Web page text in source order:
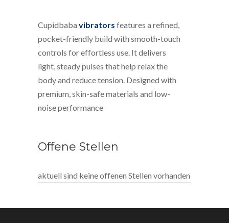
Cupidbaba vibrators features a refined,
pocket-friendly build with smooth-touch
controls for effortless use. It delivers
light, steady pulses that help relax the
body and reduce tension. Designed with
premium, skin-safe materials and low-
noise performance
Offene Stellen
aktuell sind keine offenen Stellen vorhanden